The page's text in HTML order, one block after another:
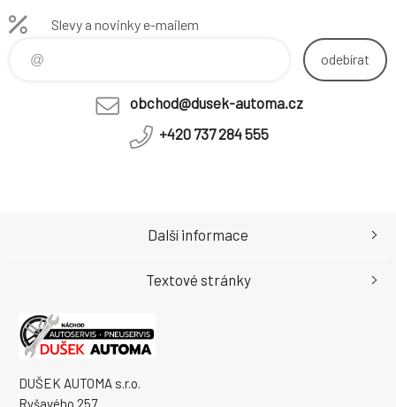
Slevy a novinky e-mailem
odebírat
obchod@dusek-automa.cz
+420 737 284 555
DUŠEK AUTOMA s.r.o.
Ryšavého 257
Další informace
Textové stránky